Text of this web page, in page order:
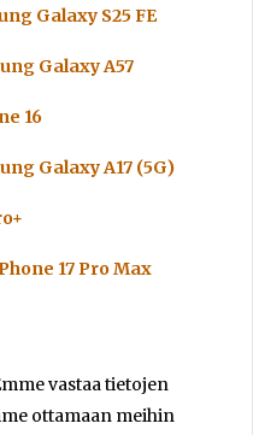
Galaxy S25 FE
Galaxy A57
16
Galaxy A17 (5G)
17 Pro Max
vastaa tietojen
ottamaan meihin